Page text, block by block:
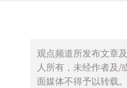
观点频道所发布文章
人所有，未经作者及/
面媒体不得予以转载